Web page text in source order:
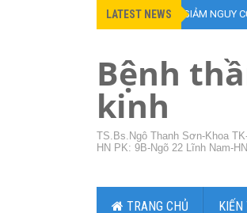
LATEST NEWS
» ĂN CHAY CÓ GIẢM NGUY
Bệnh
kinh
TS.Bs.Ngô Thanh Sơn-Khoa
HN PK: 9B-Ngõ 22 Lĩnh Nam-
TRANG CHỦ KIẾN